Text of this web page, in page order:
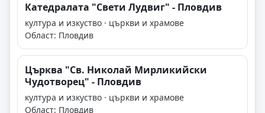
Катедралата "Свети Лудвиг" - Пловдив
култура и изкуство · църкви и храмове
Област: Пловдив
Църква "Св. Николай Мирликийски
Чудотворец" - Пловдив
култура и изкуство · църкви и храмове
Област: Пловдив